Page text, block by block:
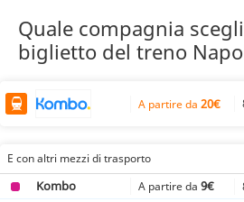
Quale compagnia
biglietto del treno
A partire da 20€
E con altri mezzi di trasporto
Kombo A partire da 9€